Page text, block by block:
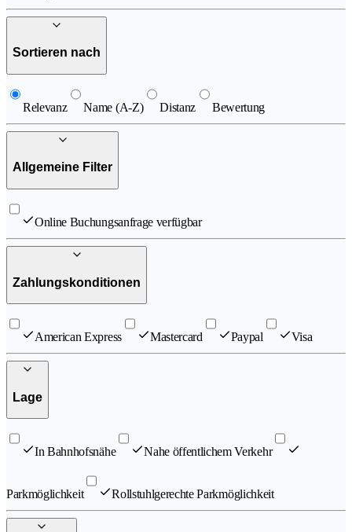
Sortieren nach
Relevanz Name (A-Z) Distanz Bewertung
Allgemeine Filter
Online Buchungsanfrage verfügbar
Zahlungskonditionen
American Express Mastercard Paypal Visa
Lage
In Bahnhofsnähe Nahe öffentlichem Verkehr
Parkmöglichkeit Rollstuhlgerechte Parkmöglichkeit